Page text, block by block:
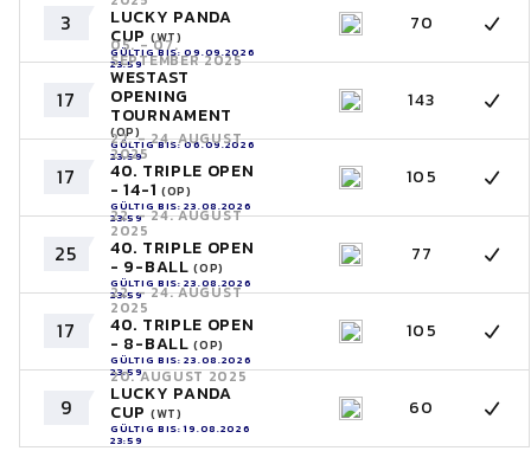
3 LUCKY PANDA
CUP (WT)
GÜLTIG BIS: 09.09.2026
23:59
70
17
05. - 07.
SEPTEMBER 2025
WESTAST
OPENING
TOURNAMENT
(OP)
GÜLTIG BIS: 06.09.2026
23:59
143
17
22. - 24. AUGUST
2025
40. TRIPLE OPEN
- 14-1 (OP)
GÜLTIG BIS: 23.08.2026
23:59
105
25
22. - 24. AUGUST
2025
40. TRIPLE OPEN
- 9-BALL(OP)
GÜLTIG BIS: 23.08.2026
23:59
77
17
22. - 24. AUGUST
2025
40. TRIPLE OPEN
- 8-BALL(OP)
GÜLTIG BIS: 23.08.2026
23:59
105
9
20. AUGUST 2025
LUCKY PANDA
CUP (WT)
GÜLTIG BIS: 19.08.2026
23:59
60